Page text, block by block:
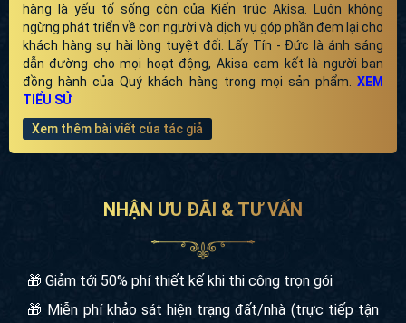
hàng là yếu tố sống còn của Kiến trúc Akisa. Luôn không
ngừng phát triển về con người và dịch vụ góp phần đem lại cho
khách hàng sự hài lòng tuyệt đối. Lấy Tín - Đức là ánh sáng
dẫn đường cho mọi hoạt động, Akisa cam kết là người bạn
đồng hành của Quý khách hàng trong mọi sản phẩm. XEM
TIỂU SỬ
Xem thêm bài viết của tác giả
NHẬN ƯU ĐÃI & TƯ VẤN
🎁 Giảm tới 50% phí thiết kế khi thi công trọn gói
🎁 Miễn phí khảo sát hiện trạng đất/nhà (trực tiếp tận